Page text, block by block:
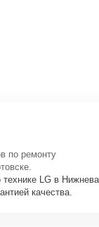
по ремонту
LG в
качества.